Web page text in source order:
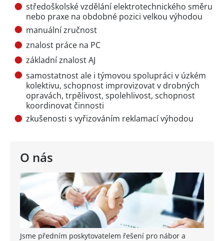
O nás
Jsme předním poskytovatelem řešení pro nábor a
středoškolské vzdělání elektrotechnického směru
nebo praxe na obdobné pozici velkou výhodou
manuální zručnost
znalost práce na PC
základní znalost AJ
samostatnost ale i týmovou spolupráci v úzkém
kolektivu, schopnost improvizovat v drobných
opravách, trpělivost, spolehlivost, schopnost
koordinovat činnosti
zkušenosti s vyřizováním reklamací výhodou